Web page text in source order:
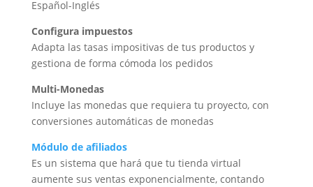
Español-Inglés
Configura impuestos
Adapta las tasas impositivas de tus productos y
gestiona de forma cómoda los pedidos
Multi-Monedas
Incluye las monedas que requiera tu proyecto, con
conversiones automáticas de monedas
Módulo de afiliados
Es un sistema que hará que tu tienda virtual
aumente sus ventas exponencialmente, contando